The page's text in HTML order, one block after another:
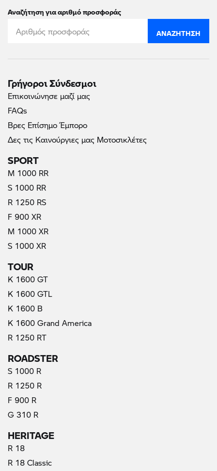
Αναζήτηση για αριθμό προσφοράς
ΑΝΑΖΉΤΗΣΗ
Γρήγοροι Σύνδεσμοι
Επικοινώνησε μαζί μας
FAQs
Βρες Επίσημο Έμπορο
Δες τις Καινούργιες μας Μοτοσικλέτες
SPORT
M 1000 RR
S 1000 RR
R 1250 RS
F 900 XR
M 1000 XR
S 1000 XR
TOUR
K 1600 GT
K 1600 GTL
K 1600 B
K 1600 Grand America
R 1250 RT
ROADSTER
S 1000 R
R 1250 R
F 900 R
G 310 R
HERITAGE
R 18
R 18 Classic